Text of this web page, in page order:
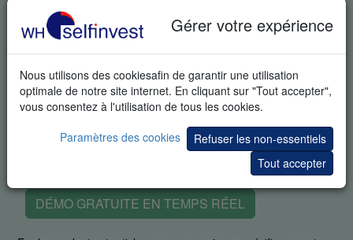
Gérer votre expérience
Nous utilisons des cookiesafin de garantir une utilisation
optimale de notre site internet. En cliquant sur "Tout accepter",
vous consentez à l'utilisation de tous les cookies.
Paramètres des cookies
Refuser les non-essentiels
Tout accepter
DÉMO GRATUITE EN TEMPS RÉEL